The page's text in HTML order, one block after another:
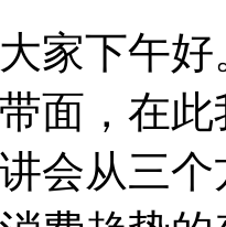
家下午
面，在
会从三